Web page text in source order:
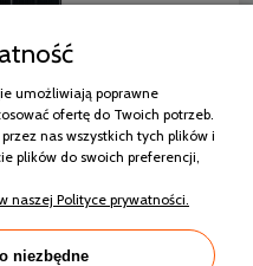
HALF CUT
umożliwiają poprawne
ofertę do Twoich potrzeb.
nas wszystkich tych plików i
plików do swoich preferencji,
naszej Polityce prywatności.
niezbędne